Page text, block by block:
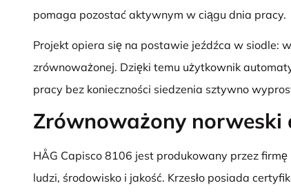
pomaga pozostać aktywnym w ciągu dnia pracy.
Projekt opiera się na postawie jeźdźca w siodle:
zrównoważonej. Dzięki temu użytkownik
pracy bez konieczności siedzenia sztywno
Zrównoważony norweski
HÅG Capisco 8106 jest produkowany przez firmę
ludzi, środowisko i jakość. Krzesło posiada